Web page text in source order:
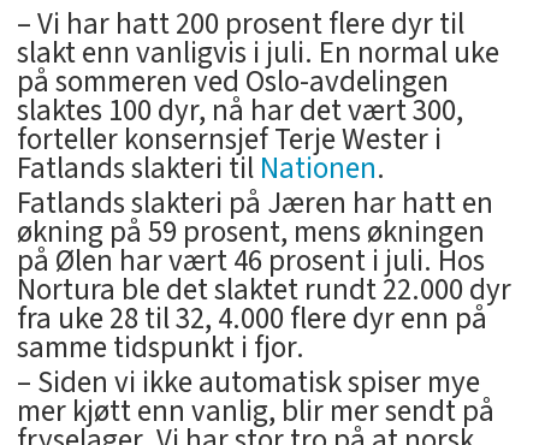
– Vi har hatt 200 prosent flere dyr til
slakt enn vanligvis i juli. En normal uke
på sommeren ved Oslo-avdelingen
slaktes 100 dyr, nå har det vært 300,
forteller konsernsjef Terje Wester i
Fatlands slakteri tilNationen.
Fatlands slakteri på Jæren har hatt en
økning på 59 prosent, mens økningen
på Ølen har vært 46 prosent i juli. Hos
Nortura ble det slaktet rundt 22.000 dyr
fra uke 28 til 32, 4.000 flere dyr enn på
samme tidspunkt i fjor.
– Siden vi ikke automatisk spiser mye
mer kjøtt enn vanlig, blir mer sendt på